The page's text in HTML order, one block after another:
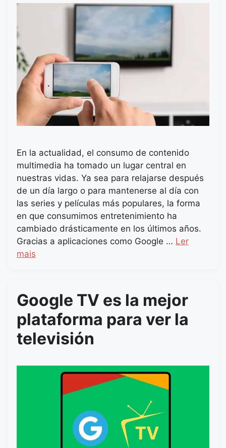
En la actualidad, el consumo de contenido
multimedia ha tomado un lugar central en
nuestras vidas. Ya sea para relajarse después
de un día largo o para mantenerse al día con
las series y películas más populares, la forma
en que consumimos entretenimiento ha
cambiado drásticamente en los últimos años.
Gracias a aplicaciones como Google … Ler
mais
Google TV es la mejor
plataforma para ver la
televisión